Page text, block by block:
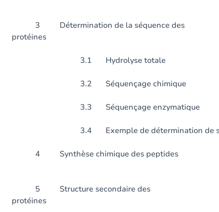
3 Détermination de la séquence des
protéines
3.1 Hydrolyse totale
3.2 Séquençage chimique
3.3 Séquençage enzymatique
3.4 Exemple de détermination de
4 Synthèse chimique
5 Structure secondaire des
protéines